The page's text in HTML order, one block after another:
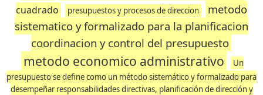
cuadrado
presupuestos y procesos de direccion
metodo
sistematico y formalizado para la planificacion
coordinacion y control del presupuesto
metodo economico administrativo
Un
presupuesto se define como un método sistemático y formalizado para
desempeñar responsabilidades directivas, planificación de dirección y